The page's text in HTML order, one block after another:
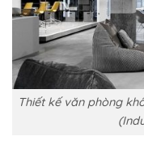
Thiết kế văn phòng